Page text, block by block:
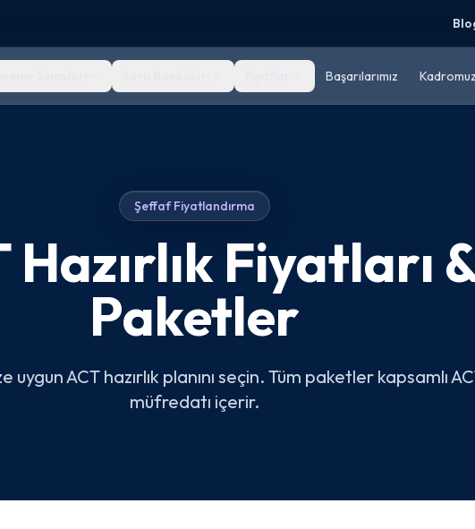
Başarılarımız Kadromuz
Şeffaf Fiyatlandırma
Hazırlık Fiyatları
Paketler
uygun ACT hazırlık planını seçin. Tüm paketler kapsamlı
müfredatı içerir.